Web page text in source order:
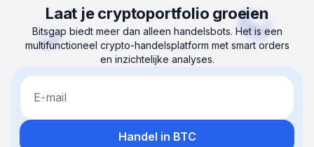
Laat je cryptoportfolio groeien
Bitsgap biedt meer dan alleen handelsbots. Het is een
multifunctioneel crypto-handelsplatform met smart orders
en inzichtelijke analyses.
E-mail
Handel in BTC